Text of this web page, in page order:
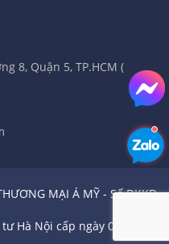
8, Quận 5, TP.HCM (
MẠI Á MỸ - Số ĐKKD
Hà Nội cấp ngày 04/11/2003